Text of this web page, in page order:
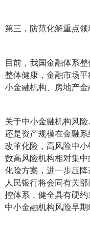
第三，防范化解重点领
目前，我国金融体系
整体健康，金融市场
小金融机构、房地产金
关于中小金融机构风
还是资产规模在金融
改革化险，高风险中
数高风险机构相对集
化险方案，进一步压
人民银行将会同有关
控体系，健全具有硬
中小金融机构风险早期